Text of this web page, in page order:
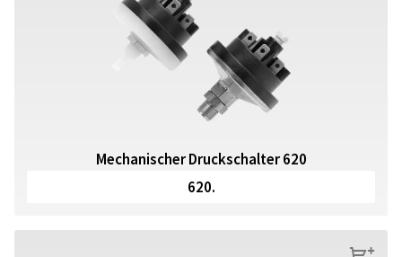
Mechanischer Druckschalter 620
620.